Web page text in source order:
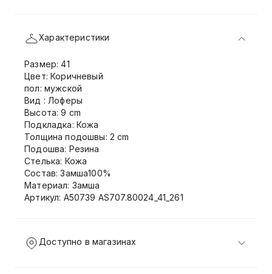
Характеристики
Размер: 41
Цвет: Коричневый
пол: мужской
Вид : Лоферы
Высота: 9 cm
Подкладка: Кожа
Толщина подошвы: 2 cm
Подошва: Резина
Стелька: Кожа
Состав: Замша100%
Материал: Замша
Артикул: A50739 AS707.80024_41_261
Доступно в магазинах